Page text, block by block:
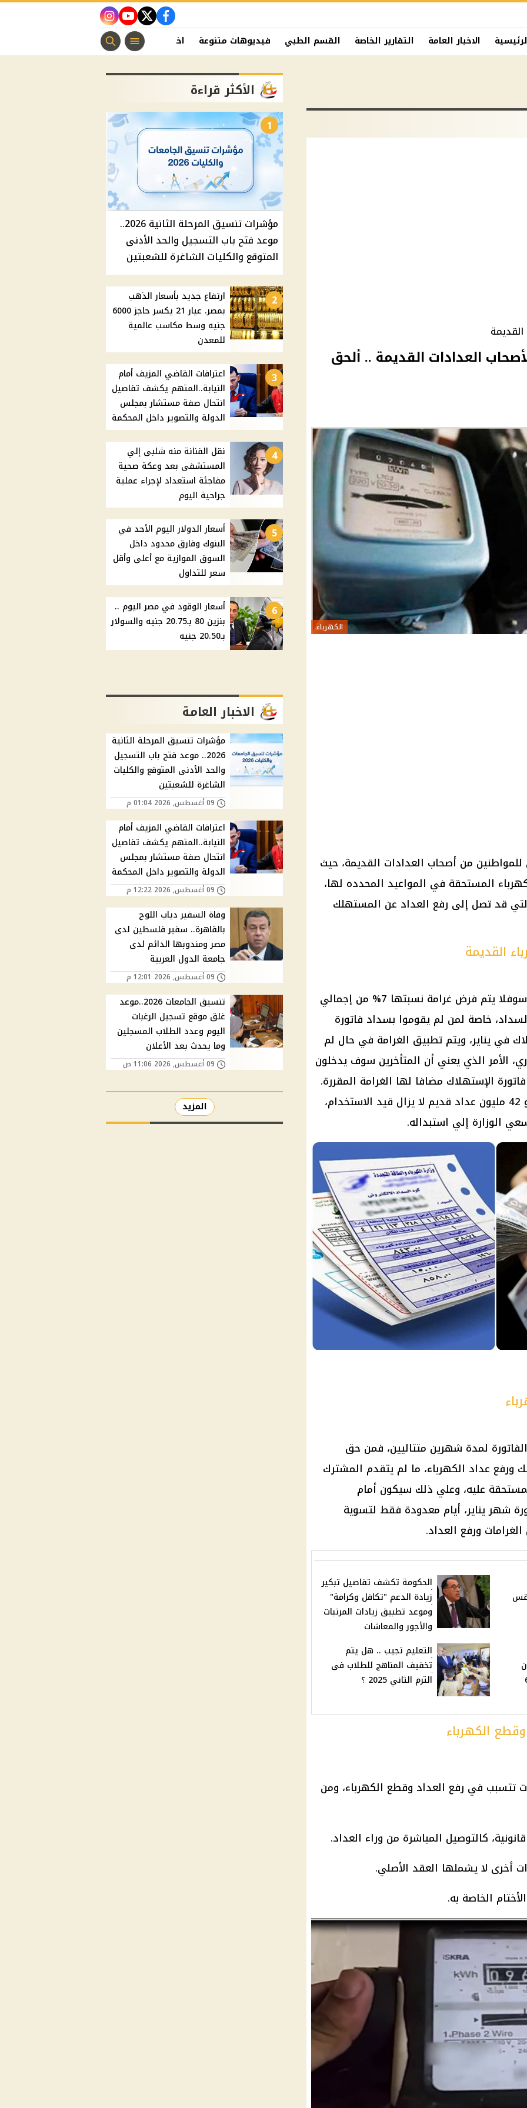
facebook
twitter
youtube
instagram
الاخبار العامة التقارير الخاصة القسم الطبي فيديوهات متنوعة اخبار الفن منوعات مسيحية
العدادات القديمة .. ألحق
الكهرباء
من أصحاب العدادات القديمة، حيث
المستحقة في المواعيد المحدده لها،
التي قد تصل إلى رفع العداد عن المستهلك
القديمة
علي أنه سوفلا يتم فرض غرامة نسبتها 7% من إجمالي
خاصة لمن لم يقوموا بسداد فاتورة
في يناير، ويتم تطبيق الغرامة في حال لم
الأمر الذي يعني أن المتأخرين سوف يدخلون
الإستهلاك مضافا لها الغرامة المقررة.
وبحسب البيانات الرسمية، هناك نحو 42 مليون عداد قديم لا يزال قيد الاستخدام،
لمدة شهرين متتاليين، فمن حق
ورفع عداد الكهرباء، ما لم يتقدم المشترك
عليه، وعلي ذلك سيكون أمام
شهر يناير، أيام معدودة فقط لتسوية
ورفع العداد.
الحكومة تكشف تفاصيل تبكير
زيادة الدعم "تكافل وكرامة"
وموعد تطبيق زيادات المرتبات
والأجور والمعاشات
65
التعليم تجيب .. هل يتم
تخفيف المناهج للطلاب فى
الترم الثاني 2025 ؟
الكهرباء
تتسبب في رفع العداد وقطع الكهرباء، ومن
كالتوصيل المباشرة من وراء العداد.
أخرى لا يشملها العقد الأصلي.
الخاصة به.
الأكثر قراءة
1
مؤشرات تنسيق المرحلة الثانية 2026..
موعد فتح باب التسجيل والحد الأدنى
المتوقع والكليات الشاغرة للشعبتين
2
ارتفاع جديد بأسعار الذهب
بمصر. عيار 21 يكسر حاجز 6000
جنيه وسط مكاسب عالمية
للمعدن
3
اعترافات القاضي المزيف أمام
النيابة..المتهم يكشف تفاصيل
انتحال صفة مستشار بمجلس
الدولة والتصوير داخل المحكمة
4
نقل الفنانة منه شلبى إلي
المستشفى بعد وعكة صحية
مفاجئة استعداد لإجراء عملية
جراحية اليوم
5
أسعار الدولار اليوم الأحد في
البنوك وفارق محدود داخل
السوق الموازية مع أعلى وأقل
سعر للتداول
6
أسعار الوقود في مصر اليوم ..
بنزين 80 بـ20.75 جنيه والسولار
بـ20.50 جنيه
الاخبار العامة
مؤشرات تنسيق المرحلة الثانية
2026.. موعد فتح باب التسجيل
والحد الأدنى المتوقع والكليات
الشاغرة للشعبتين
09 أغسطس, 2026 01:04 م
اعترافات القاضي المزيف أمام
النيابة..المتهم يكشف تفاصيل
انتحال صفة مستشار بمجلس
الدولة والتصوير داخل المحكمة
09 أغسطس, 2026 12:22 م
وفاة السفير دياب اللوح
بالقاهرة.. سفير فلسطين لدى
مصر ومندوبها الدائم لدى
جامعة الدول العربية
09 أغسطس, 2026 12:01 م
تنسيق الجامعات 2026..موعد
غلق موقع تسجيل الرغبات
اليوم وعدد الطلاب المسجلين
وما يحدث بعد الأعلان
09 أغسطس, 2026 11:06 ص
المزيد